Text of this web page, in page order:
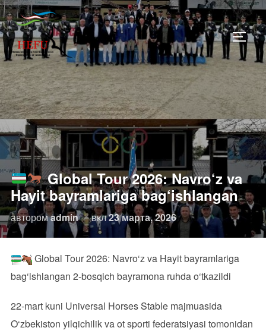
Перейти
к
содержимому
Global Tour 2026: Navro‘z va
Hayit bayramlariga bag‘ishlangan
авторомadmin вклОпубликовано
23 марта, 2026
Global Tour 2026: Navro‘z va Hayit bayramlariga
bag‘ishlangan 2-bosqich bayramona ruhda o‘tkazildi
22-mart kuni Universal Horses Stable majmuasida
O‘zbekiston yilqichilik va ot sporti federatsiyasi tomonidan